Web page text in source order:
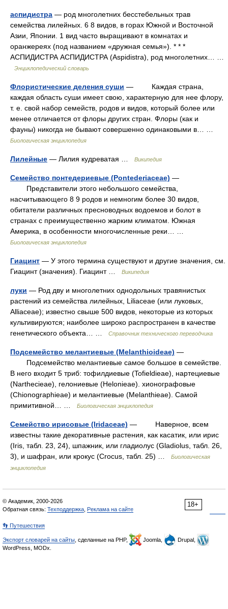
аспидистра — род многолетних бесстебельных трав
семейства лилейных. 6 8 видов, в горах Южной и Восточной
Азии, Японии. 1 вид часто выращивают в комнатах и
оранжереях (под названием «дружная семья»). * * *
АСПИДИСТРА АСПИДИСТРА (Aspidistra), род многолетних… …
Энциклопедический словарь
Флористические деления суши — Каждая страна,
каждая область суши имеет свою, характерную для нее флору,
т. е. свой набор семейств, родов и видов, который более или
менее отличается от флоры других стран. Флоры (как и
фауны) никогда не бывают совершенно одинаковыми в… …
Биологическая энциклопедия
Лилейные — Лилия кудреватая … Википедия
Семейство понтедериевые (Pontederiaceae) —
Представители этого небольшого семейства,
насчитывающего 8 9 родов и немногим более 30 видов,
обитатели различных пресноводных водоемов и болот в
странах с преимущественно жарким климатом. Южная
Америка, в особенности многочисленные реки… …
Биологическая энциклопедия
Гиацинт — У этого термина существуют и другие значения, см.
Гиацинт (значения). Гиацинт …
Википедия
луки — Род дву и многолетних однодольных травянистых
растений из семейства лилейных, Liliaceae (или луковых,
Alliaceae); известно свыше 500 видов, некоторые из которых
культивируются; наиболее широко распространен в качестве
генетического объекта… …
Справочник технического переводчика
Подсемейство мелантиевые (Melanthioideae) —
Подсемейство мелантиевые самое большое в семействе.
В него входит 5 триб: тофилдиевые (Tofieldieae), нартециевые
(Narthecieae), гелониевые (Helonieae). хионографовые
(Chionographieae) и мелантиевые (Melanthieae). Самой
примитивной… …
Биологическая энциклопедия
Семейство ирисовые (Iridaceae) — Наверное, всем
известны такие декоративные растения, как касатик, или ирис
(Iris, табл. 23, 24), шпажник, или гладиолус (Gladiolus, табл. 26,
3), и шафран, или крокус (Crocus, табл. 25) …
Биологическая
энциклопедия
18+
© Академик, 2000-2026
Обратная связь: Техподдержка Реклама на сайте
👣 Путешествия
Экспорт словарей на сайты , сделанные на PHP, Joomla,
Drupal,
WordPress, MODx.